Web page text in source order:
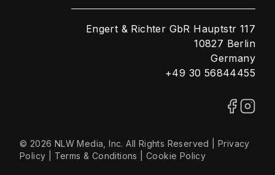
Engert & Richter GbR Hauptstr 117
10827 Berlin
Germany
+49 30 56844455
© 2026 NLW Media, Inc. All Rights Reserved |Privacy
Policy
Terms & Conditions |Cookie Policy